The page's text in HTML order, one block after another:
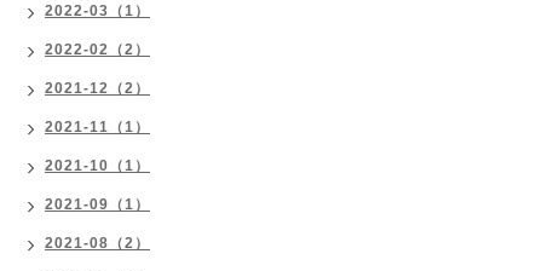
2022-03（1）
2022-02（2）
2021-12（2）
2021-11（1）
2021-10（1）
2021-09（1）
2021-08（2）